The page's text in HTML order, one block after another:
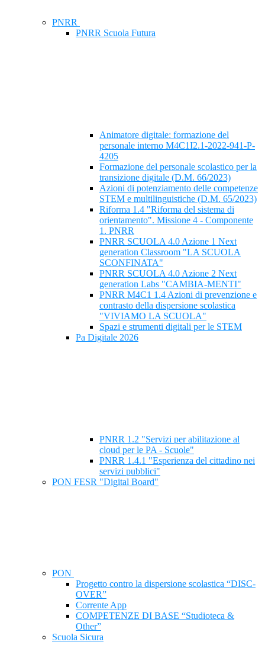
PNRR
PNRR Scuola Futura
Animatore digitale: formazione del
personale interno M4C1I2.1-2022-941-P-
4205
Formazione del personale scolastico per la
transizione digitale (D.M. 66/2023)
Azioni di potenziamento delle competenze
STEM e multilinguistiche (D.M. 65/2023)
Riforma 1.4 "Riforma del sistema di
orientamento". Missione 4 - Componente
1. PNRR
PNRR SCUOLA 4.0 Azione 1 Next
generation Classroom "LA SCUOLA
SCONFINATA"
PNRR SCUOLA 4.0 Azione 2 Next
generation Labs "CAMBIA-MENTI"
PNRR M4C1 1.4 Azioni di prevenzione e
contrasto della dispersione scolastica
"VIVIAMO LA SCUOLA"
Spazi e strumenti digitali per le STEM
Pa Digitale 2026
PNRR 1.2 "Servizi per abilitazione al
cloud per le PA - Scuole"
PNRR 1.4.1 "Esperienza del cittadino nei
servizi pubblici"
PON FESR "Digital Board"
PON
Progetto contro la dispersione scolastica “DISC-
OVER”
Corrente App
COMPETENZE DI BASE “Studioteca &
Other”
Scuola Sicura